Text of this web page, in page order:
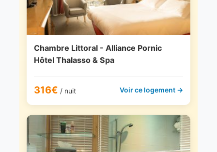
Chambre Littoral - Alliance Pornic
Hôtel Thalasso & Spa
316€ / nuit Voir ce logement →